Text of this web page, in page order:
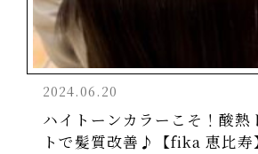
2024.06.20
ハイトーンカラーこそ！酸熱
トで髪質改善♪【fika 恵比寿